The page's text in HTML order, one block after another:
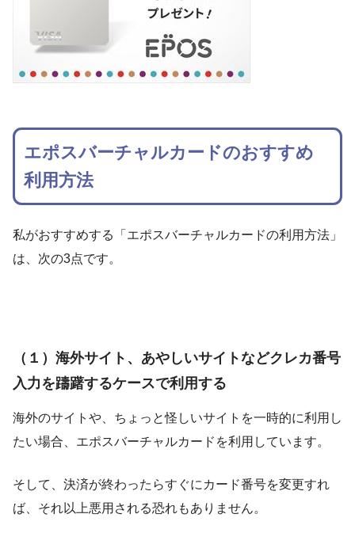
エポスバーチャルカードのおすすめ
利用方法
私がおすすめする「エポスバーチャルカードの利用方法」
は、次の3点です。
（１）海外サイト、あやしいサイトなどクレカ番号
入力を躊躇するケースで利用する
海外のサイトや、ちょっと怪しいサイトを一時的に利用し
たい場合、エポスバーチャルカードを利用しています。
そして、決済が終わったらすぐにカード番号を変更すれ
ば、それ以上悪用される恐れもありません。